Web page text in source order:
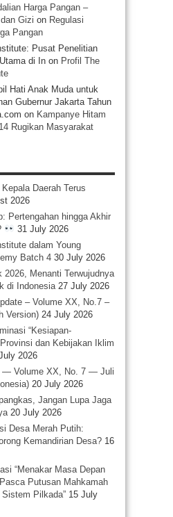
Harga Pangan –
Gizi on Regulasi
Pangan
Pusat Penelitian
di In on Profil The
Hati Anak Muda untuk
Gubernur Jakarta Tahun
on Kampanye Hitam
Rugikan Masyarakat
Daerah Terus
2026
Pertengahan hingga Akhir
31 July 2026
dalam Young
Batch 4 30 July 2026
2026, Menanti Terwujudnya
di Indonesia 27 July 2026
– Volume XX, No.7 –
Version) 24 July 2026
“Kesiapan-
dan Kebijakan Iklim
2026
— Volume XX, No. 7 — Juli
20 July 2026
Jangan Lupa Jaga
20 July 2026
Desa Merah Putih:
Kemandirian Desa? 16
“Menakar Masa Depan
Putusan Mahkamah
Pilkada” 15 July